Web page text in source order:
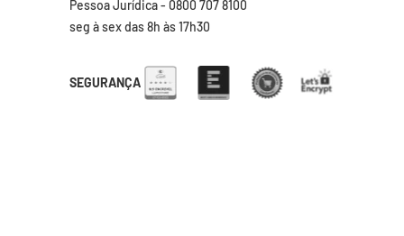
Pessoa Jurídica - 0800 707 8100
seg à sex das 8h às 17h30
SEGURANÇA